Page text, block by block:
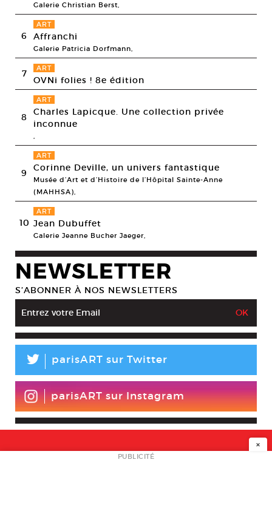
Galerie Christian Berst,
6
ART
Affranchi
Galerie Patricia Dorfmann,
7 ART
OVNi folies ! 8e édition
8
ART
Charles Lapicque. Une collection privée
inconnue
,
9
ART
Corinne Deville, un univers fantastique
Musée d’Art et d’Histoire de l’Hôpital Sainte-Anne
(MAHHSA),
10
ART
Jean Dubuffet
Galerie Jeanne Bucher Jaeger,
NEWSLETTER
S’ABONNER À NOS NEWSLETTERS
L parisART sur Twitter
parisART sur Instagram
NEWSLETTER
×
PUBLICITÉ